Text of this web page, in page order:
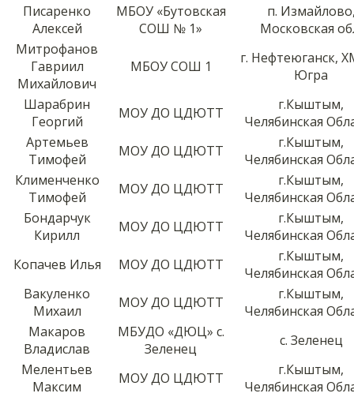
Писаренко
Алексей
МБОУ «Бутовская
СОШ № 1»
п.
Московская
Митрофанов
Гавриил
Михайлович
МБОУ СОШ 1
г. Нефтеюганск,
Югра
Шарабрин
Георгий
МОУ ДО ЦДЮТТ
г.Кыштым,
Челябинская
Артемьев
Тимофей
МОУ ДО ЦДЮТТ
г.Кыштым,
Челябинская
Клименченко
Тимофей
МОУ ДО ЦДЮТТ
г.Кыштым,
Челябинская
Бондарчук
Кирилл
МОУ ДО ЦДЮТТ
г.Кыштым,
Челябинская
Копачев Илья
МОУ ДО ЦДЮТТ
г.Кыштым,
Челябинская
Вакуленко
Михаил
МОУ ДО ЦДЮТТ
г.Кыштым,
Челябинская
Макаров
Владислав
МБУДО «ДЮЦ» с.
Зеленец
с. Зеленец
Мелентьев
Максим
МОУ ДО ЦДЮТТ
г.Кыштым,
Челябинская